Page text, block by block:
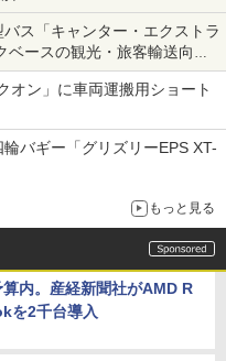
ス「キャンター・エクストラ
ースの観光・旅客輸送向け
オン」に車両運搬用ショート
バギー「グリズリーEPS XT-
もっと見る
内。産経新聞社がAMD R
を2千台導入